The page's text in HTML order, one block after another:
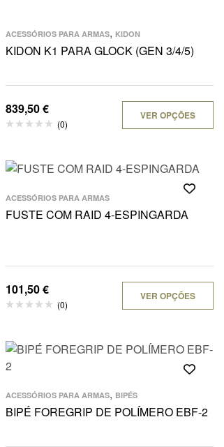
ACESSÓRIOS PARA ARMAS, KIDON
KIDON K1 PARA GLOCK (GEN 3/4/5)
839,50€
(0)
VER OPÇÕES
ACESSÓRIOS PARA ARMAS
FUSTE COM RAID 4-ESPINGARDA
101,50€
(0)
VER OPÇÕES
ACESSÓRIOS PARA ARMAS, BIPÉS
BIPÉ FOREGRIP DE POLÍMERO EBF-2